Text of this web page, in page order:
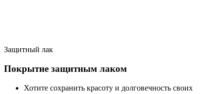
Защитный лак
Покрытие защитным лаком
Хотите сохранить красоту и долговечность своих